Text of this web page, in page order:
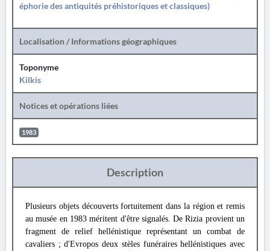
éphorie des antiquités préhistoriques et classiques)
Localisation / Informations géographiques
Toponyme
Kilkis
Notices et opérations liées
1983
Description
Plusieurs objets découverts fortuitement dans la région et remis
au musée en 1983 méritent d'être signalés. De Rizia provient un
fragment de relief hellénistique représentant un combat de
cavaliers ; d'Evropos deux stèles funéraires hellénistiques avec